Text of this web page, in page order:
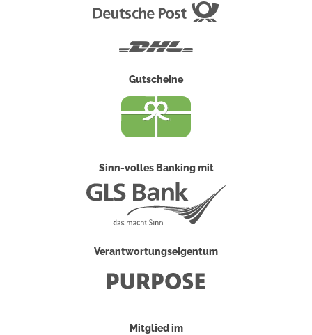
Gutscheine
Sinn-volles Banking mit
Verantwortungseigentum
Mitglied im